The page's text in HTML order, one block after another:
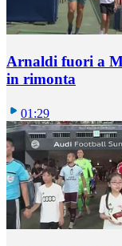
Arnaldi fuori a
in rimonta
01:29